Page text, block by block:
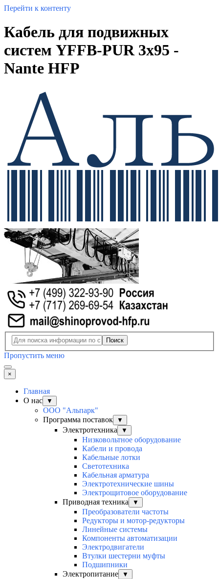
Перейти к контенту
Кабель для подвижных
систем YFFB-PUR 3x95 -
Nante HFP
Поиск
Пропустить меню
×
Главная
О нас
▼
ООО "Альпарк"
Программа поставок
▼
Электротехника ▼
Низковольтное оборудование
Кабели и провода
Кабельные лотки
Светотехника
Кабельная арматура
Электротехнические шины
Электрощитовое оборудование
Приводная техника
▼
Преобразователи частоты
Редукторы и мотор-редукторы
Линейные системы
Компоненты автоматизации
Электродвигатели
Втулки шестерни муфты
Подшипники
Электропитание
▼